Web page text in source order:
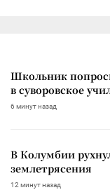
Школьник
в суворовское
6 минут назад
В Колумбии
землетрясения
12 минут назад